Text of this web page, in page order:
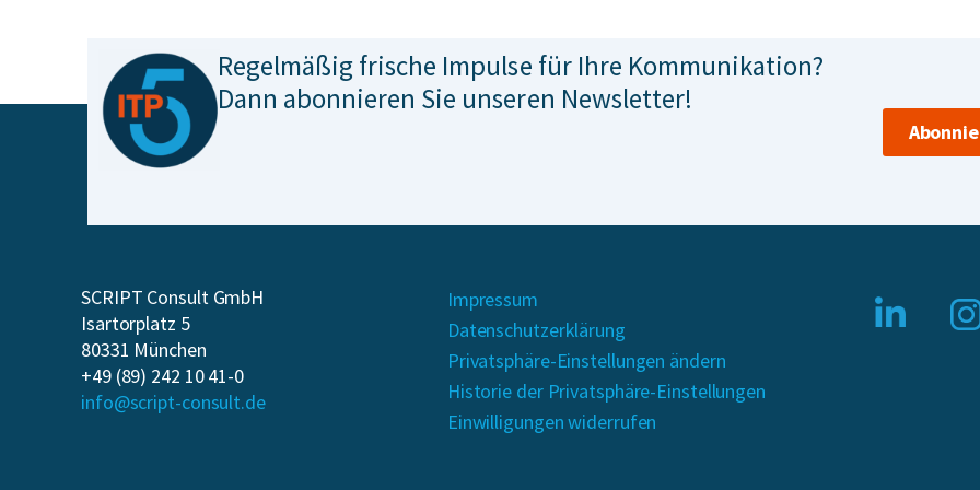
Regelmäßig frische Impulse für Ihre Kommunikation?
Dann abonnieren Sie unseren Newsletter!
SCRIPT Consult GmbH
Isartorplatz 5
80331 München
+49 (89) 242 10 41-0
info@script-consult.de
Impressum
Datenschutzerklärung
Privatsphäre-Einstellungen ändern
Historie der Privatsphäre-Einstellungen
Einwilligungen widerrufen